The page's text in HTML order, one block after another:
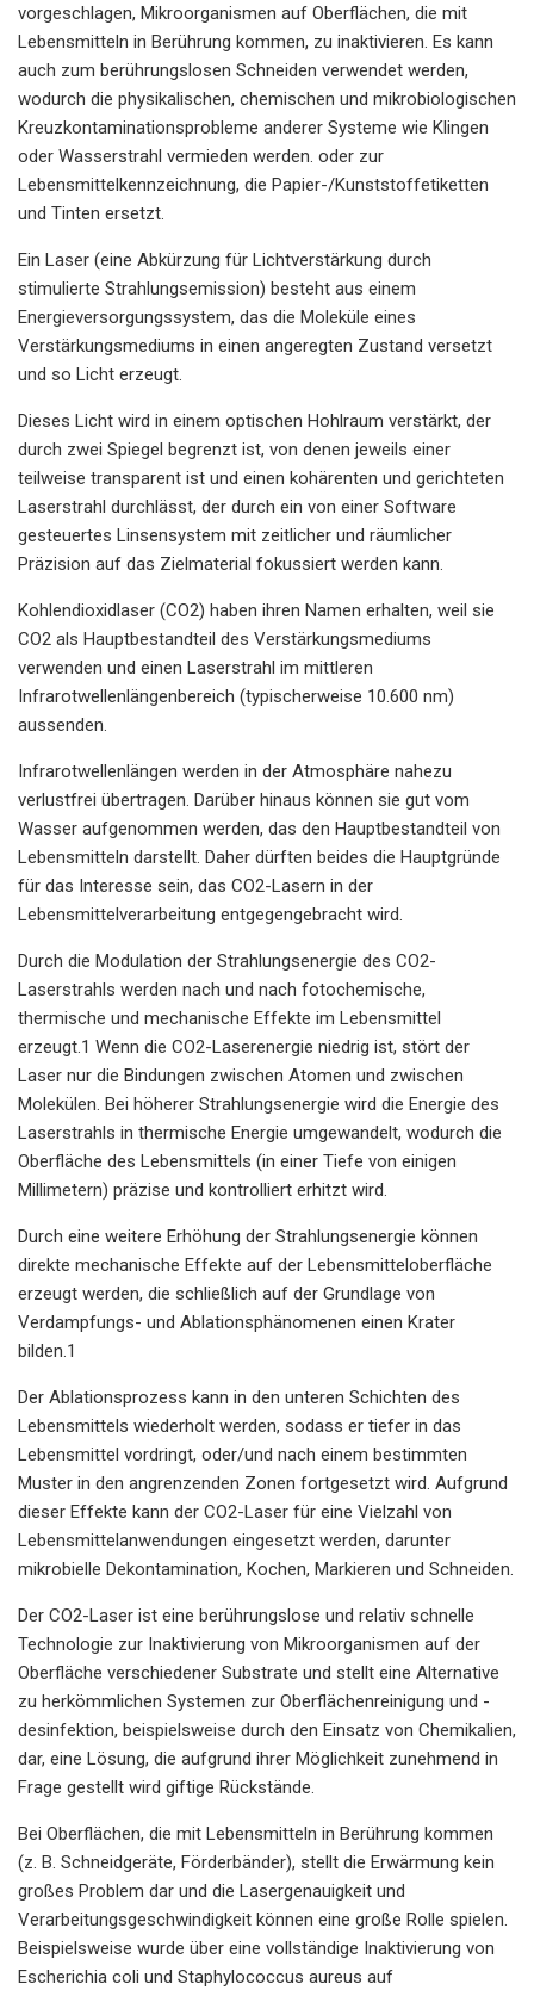
vorgeschlagen, Mikroorganismen auf Oberflächen, die mit
Lebensmitteln in Berührung kommen, zu inaktivieren. Es kann
auch zum berührungslosen Schneiden verwendet werden,
wodurch die physikalischen, chemischen und mikrobiologischen
Kreuzkontaminationsprobleme anderer Systeme wie Klingen
oder Wasserstrahl vermieden werden. oder zur
Lebensmittelkennzeichnung, die Papier-/Kunststoffetiketten
und Tinten ersetzt.
Ein Laser (eine Abkürzung für Lichtverstärkung durch
stimulierte Strahlungsemission) besteht aus einem
Energieversorgungssystem, das die Moleküle eines
Verstärkungsmediums in einen angeregten Zustand versetzt
und so Licht erzeugt.
Dieses Licht wird in einem optischen Hohlraum verstärkt, der
durch zwei Spiegel begrenzt ist, von denen jeweils einer
teilweise transparent ist und einen kohärenten und gerichteten
Laserstrahl durchlässt, der durch ein von einer Software
gesteuertes Linsensystem mit zeitlicher und räumlicher
Präzision auf das Zielmaterial fokussiert werden kann.
Kohlendioxidlaser (CO2) haben ihren Namen erhalten, weil sie
CO2 als Hauptbestandteil des Verstärkungsmediums
verwenden und einen Laserstrahl im mittleren
Infrarotwellenlängenbereich (typischerweise 10.600 nm)
aussenden.
Infrarotwellenlängen werden in der Atmosphäre nahezu
verlustfrei übertragen. Darüber hinaus können sie gut vom
Wasser aufgenommen werden, das den Hauptbestandteil von
Lebensmitteln darstellt. Daher dürften beides die Hauptgründe
für das Interesse sein, das CO2-Lasern in der
Lebensmittelverarbeitung entgegengebracht wird.
Durch die Modulation der Strahlungsenergie des CO2-
Laserstrahls werden nach und nach fotochemische,
thermische und mechanische Effekte im Lebensmittel
erzeugt.1 Wenn die CO2-Laserenergie niedrig ist, stört der
Laser nur die Bindungen zwischen Atomen und zwischen
Molekülen. Bei höherer Strahlungsenergie wird die Energie des
Laserstrahls in thermische Energie umgewandelt, wodurch die
Oberfläche des Lebensmittels (in einer Tiefe von einigen
Millimetern) präzise und kontrolliert erhitzt wird.
Durch eine weitere Erhöhung der Strahlungsenergie können
direkte mechanische Effekte auf der Lebensmitteloberfläche
erzeugt werden, die schließlich auf der Grundlage von
Verdampfungs- und Ablationsphänomenen einen Krater
bilden.1
Der Ablationsprozess kann in den unteren Schichten des
Lebensmittels wiederholt werden, sodass er tiefer in das
Lebensmittel vordringt, oder/und nach einem bestimmten
Muster in den angrenzenden Zonen fortgesetzt wird. Aufgrund
dieser Effekte kann der CO2-Laser für eine Vielzahl von
Lebensmittelanwendungen eingesetzt werden, darunter
mikrobielle Dekontamination, Kochen, Markieren und Schneiden.
Der CO2-Laser ist eine berührungslose und relativ schnelle
Technologie zur Inaktivierung von Mikroorganismen auf der
Oberfläche verschiedener Substrate und stellt eine Alternative
zu herkömmlichen Systemen zur Oberflächenreinigung und -
desinfektion, beispielsweise durch den Einsatz von Chemikalien,
dar, eine Lösung, die aufgrund ihrer Möglichkeit zunehmend in
Frage gestellt wird giftige Rückstände.
Bei Oberflächen, die mit Lebensmitteln in Berührung kommen
(z. B. Schneidgeräte, Förderbänder), stellt die Erwärmung kein
großes Problem dar und die Lasergenauigkeit und
Verarbeitungsgeschwindigkeit können eine große Rolle spielen.
Beispielsweise wurde über eine vollständige Inaktivierung von
Escherichia coli und Staphylococcus aureus auf